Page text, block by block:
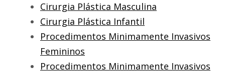
Cirurgia Plástica Masculina
Cirurgia Plástica Infantil
Procedimentos Minimamente Invasivos
Femininos
Procedimentos Minimamente Invasivos